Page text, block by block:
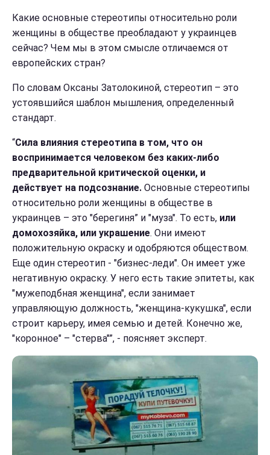
Какие основные стереотипы относительно роли
женщины в обществе преобладают у украинцев
сейчас? Чем мы в этом смысле отличаемся от
европейских стран?
По словам Оксаны Затолокиной, стереотип – это
устоявшийся шаблон мышления, определенный
стандарт.
“Сила влияния стереотипа в том, что он
воспринимается человеком без каких-либо
предварительной критической оценки, и
действует на подсознание. Основные стереотипы
относительно роли женщины в обществе в
украинцев – это "берегиня” и "муза". То есть, или
домохозяйка, или украшение. Они имеют
положительную окраску и одобряются обществом.
Еще один стереотип - "бизнес-леди". Он имеет уже
негативную окраску. У него есть такие эпитеты, как
"мужеподбная женщина", если занимает
управляющую должность, "женщина-кукушка", если
строит карьеру, имея семью и детей. Конечно же,
"коронное" – "стерва"”, - поясняет эксперт.